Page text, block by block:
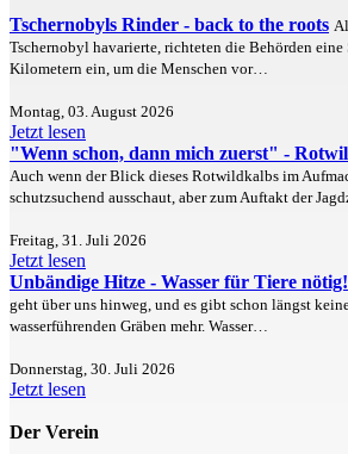
Tschernobyls Rinder - back to the roots
Tschernobyl havarierte, richteten die Behörden eine
Kilometern ein, um die Menschen vor…
Montag, 03. August 2026
Jetzt lesen
"Wenn schon, dann mich zuerst" -
Auch wenn der Blick dieses Rotwildkalbs im
schutzsuchend ausschaut, aber zum Auftakt der
Freitag, 31. Juli 2026
Jetzt lesen
Unbändige Hitze - Wasser für Tiere nötig!
geht über uns hinweg, und es gibt schon längst
wasserführenden Gräben mehr. Wasser…
Donnerstag, 30. Juli 2026
Jetzt lesen
Der Verein